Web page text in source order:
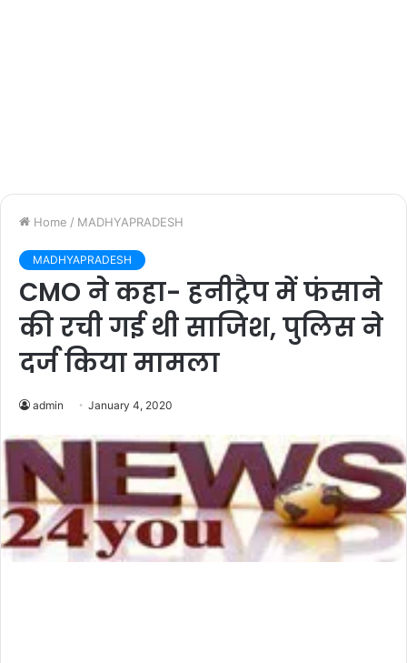
Home / MADHYAPRADESH
MADHYAPRADESH
CMO ने कहा- हनीट्रैप में फंसाने
की रची गई थी साजिश, पुलिस ने
दर्ज किया मामला
admin January 4, 2020